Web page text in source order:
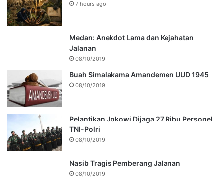
7 hours ago
Medan: Anekdot Lama dan Kejahatan
Jalanan
08/10/2019
Buah Simalakama Amandemen UUD 1945
08/10/2019
Pelantikan Jokowi Dijaga 27 Ribu Personel
TNI-Polri
08/10/2019
Nasib Tragis Pemberang Jalanan
08/10/2019